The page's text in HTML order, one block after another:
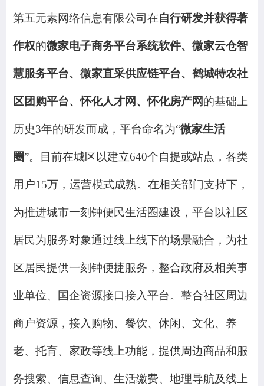
第五元素网络信息有限公司在自行研发并获得著
作权的微家电子商务平台系统软件、 微家云仓智
慧服务平台、 微家直采供应链平台、 鹤城特农社
区团购平台、怀化人才网 、怀化房产网的基础上
历史3年的研发而成 ， 平台命名为“微家生活
圈”。 目前在城区以建立640个自提或站点 ， 各类
用户15万 ， 运营模式成熟。 在相关部门支持下，
为推进城市一刻钟便民生活圈建设，平台以社区
居民为服务对象通过线上线下的场景融合，为社
区居民提供一刻钟便捷服务，整合政府及相关事
业单位、 国企资源接口接入平台。 整合社区周边
商户资源，接入购物、餐饮、休闲、文化、养
老、托育、家政等线上功能，提供周边商品和服
务搜索、信息查询、生活缴费、地理导航及线上